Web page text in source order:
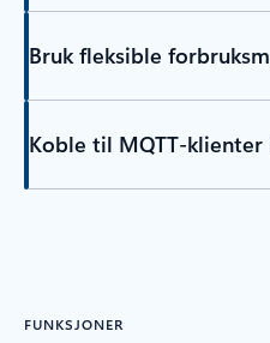
Bruk fleksible
Koble til MQTT-klienter
FUNKSJONER